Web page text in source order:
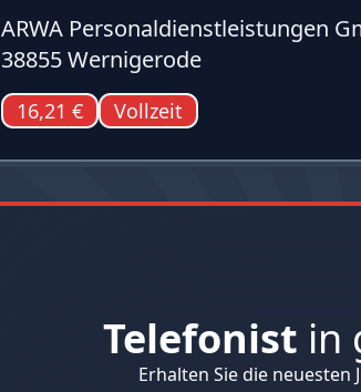
ARWA Personaldienstleistungen
38855 Wernigerode
16,21 € Vollzeit
Telefonist in
Erhalten Sie die